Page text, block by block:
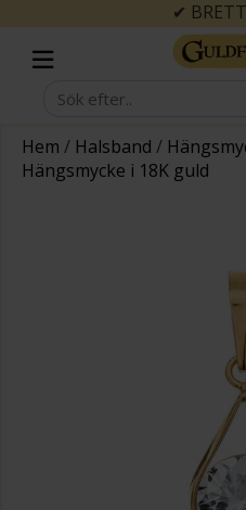
✔
Hem / Halsband /
Hängsmycke i 18K guld